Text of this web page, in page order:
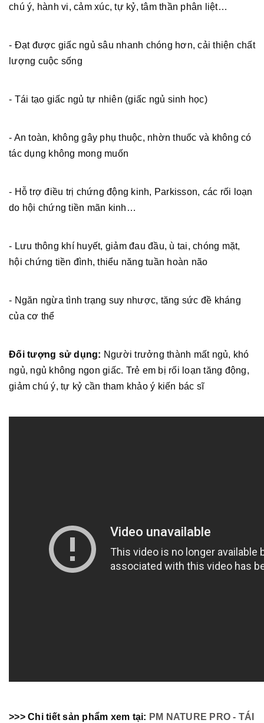
chú ý, hành vi, cảm xúc, tự kỷ, tâm thần phân liệt…
- Đạt được giấc ngủ sâu nhanh chóng hơn, cải thiện chất
lượng cuộc sống
- Tái tạo giấc ngủ tự nhiên (giấc ngủ sinh học)
- An toàn, không gây phụ thuộc, nhờn thuốc và không có
tác dụng không mong muốn
- Hỗ trợ điều trị chứng động kinh, Parkisson, các rối loạn
do hội chứng tiền mãn kinh…
- Lưu thông khí huyết, giảm đau đầu, ù tai, chóng mặt,
hội chứng tiền đình, thiểu năng tuần hoàn não
- Ngăn ngừa tình trạng suy nhược, tăng sức đề kháng
của cơ thể
Đối tượng sử dụng: Người trưởng thành mất ngủ, khó
ngủ, ngủ không ngon giấc. Trẻ em bị rối loạn tăng động,
giảm chú ý, tự kỷ cần tham khảo ý kiến bác sĩ
>>> Chi tiết sản phẩm xem tại: PM NATURE PRO - TÁI